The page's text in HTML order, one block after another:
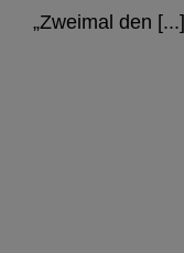
„Zweimal den [...]